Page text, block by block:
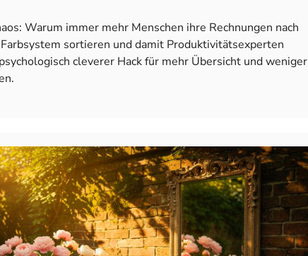
Warum immer mehr Menschen ihre Rechnungen nach
sortieren und damit Produktivitätsexperten
cleverer Hack für mehr Übersicht und weniger